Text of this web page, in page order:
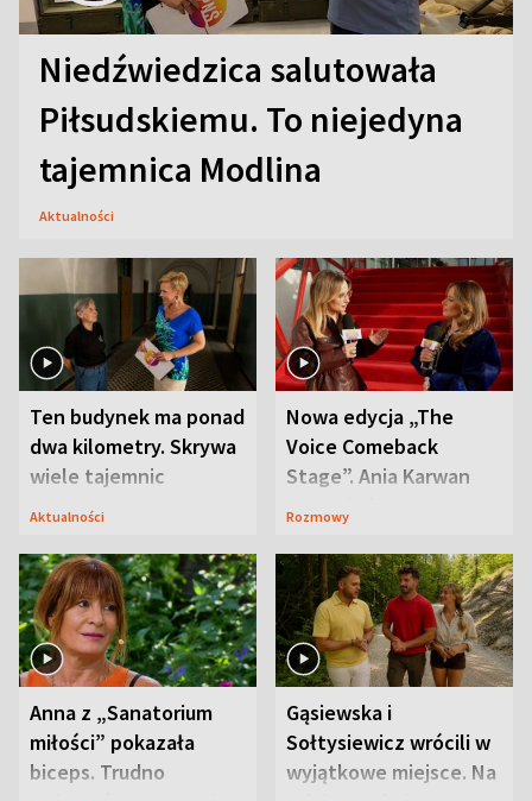
Niedźwiedzica salutowała
Piłsudskiemu. To niejedyna
tajemnica Modlina
Aktualności
Ten budynek ma ponad
dwa kilometry. Skrywa
wiele tajemnic
Aktualności
Nowa edycja „The
Voice Comeback
Stage”. Ania Karwan
zapowiada
Rozmowy
Anna z „Sanatorium
miłości” pokazała
biceps. Trudno
Gąsiewska i
Sołtysiewicz wrócili w
wyjątkowe miejsce. Na